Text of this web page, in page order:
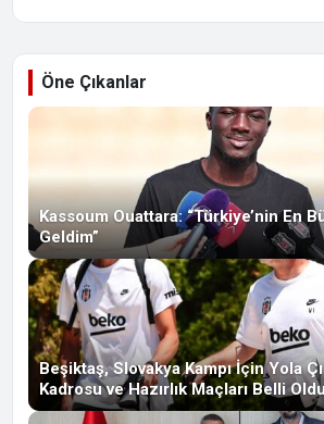
Öne Çıkanlar
Kassoum Ouattara: “Türkiye’nin En
Geldim”
Beşiktaş, Slovakya Kampı İçin Yola
Kadrosu ve Hazırlık Maçları Belli